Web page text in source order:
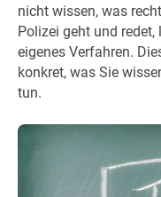
nicht wissen, was
Polizei geht und
eigenes Verfahren.
konkret, was Sie
tun.